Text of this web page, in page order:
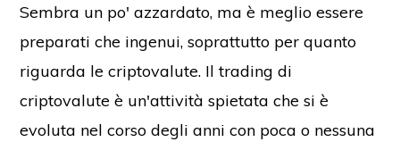
Sembra un po' azzardato, ma è meglio essere
preparati che ingenui, soprattutto per quanto
riguarda le criptovalute. Il trading di
criptovalute è un'attività spietata che si è
evoluta nel corso degli anni con poca o nessuna